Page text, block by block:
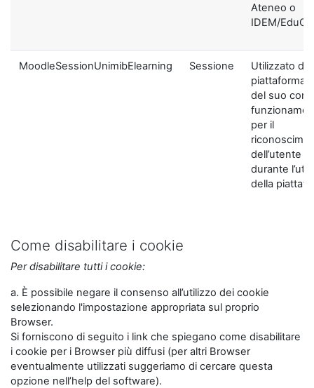
Ateneo o
IDEM/
MoodleSessionUnimibElearning Sessione
Utilizzato
piattaforma
del suo
per il
dell’utente
durante
della
Come disabilitare i cookie
Per disabilitare tutti i cookie:
a. È possibile negare il consenso all’utilizzo dei cookie
selezionando l'impostazione appropriata sul proprio
Browser.
Si forniscono di seguito i link che spiegano come disabilitare
i cookie per i Browser più diffusi (per altri Browser
eventualmente utilizzati suggeriamo di cercare questa
opzione nell’help del software).